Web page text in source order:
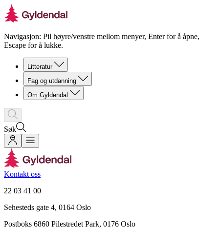
Navigasjon: Pil høyre/venstre mellom menyer, Enter for å åpne,
Escape for å lukke.
Litteratur
Fag og utdanning
Om Gyldendal
Søk
Kontakt oss
22 03 41 00
Sehesteds gate 4, 0164 Oslo
Postboks 6860 Pilestredet Park, 0176 Oslo